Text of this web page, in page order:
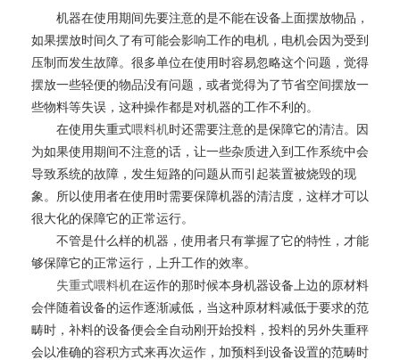
机器在使用期间先要注意的是不能在设备上面摆放物品，
如果摆放时间久了有可能会影响工作的电机，电机会因为受到
压制而发生故障。很多单位在使用时容易忽略这个问题，觉得
摆放一些轻便的物品没有问题，或者觉得为了节省空间摆放一
些物料等失误，这种操作都是对机器的工作不利的。
在使用失重式喂料机时还需要注意的是保障它的清洁。因
为如果使用期间不注意的话，让一些杂质进入到工作系统中会
导致系统的故障，发生短路的问题从而引起装置被烧毁的现
象。所以使用者在使用时需要保障机器的清洁度，这样才可以
很大化的保障它的正常运行。
不管是什么样的机器，使用者只有掌握了它的特性，才能
够保障它的正常运行，上升工作的效率。
失重式喂料机在运作的那时候本身机器设备上边的原材料
会伴随着设备的运作逐渐减低，当这种原材料减低于要求的范
畴时，补料的设备便会全自动刚开始投料，投料的另外失重秤
会以准确的容积方式来再次运作，加预料到设备设置的范畴时